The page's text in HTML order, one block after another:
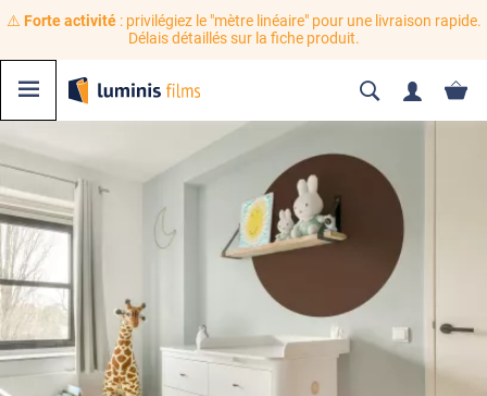
⚠️ Forte activité: privilégiez le "mètre linéaire" pour une livraison rapide.
Délais détaillés sur la fiche produit.